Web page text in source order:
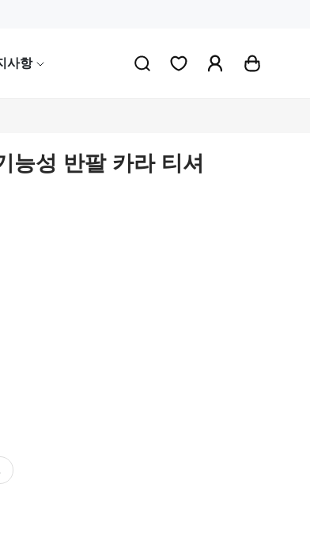
사항
능성 반팔 카라 티셔